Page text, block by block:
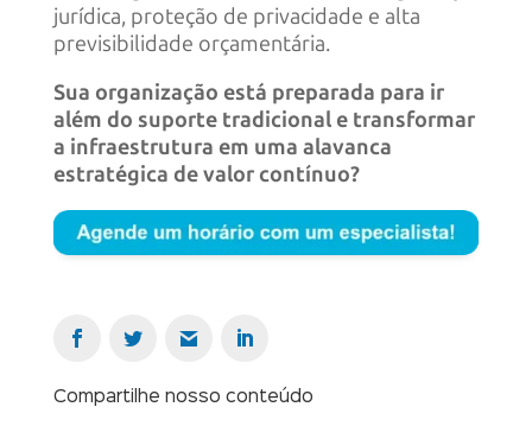
jurídica, proteção de privacidade e alta
previsibilidade orçamentária.
Sua organização está preparada para ir
além do suporte tradicional e transformar
a infraestrutura em uma alavanca
estratégica de valor contínuo?
Compartilhe nosso conteúdo